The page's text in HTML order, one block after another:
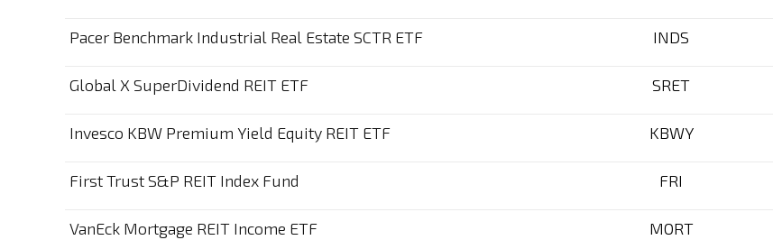
Pacer Benchmark Industrial Real Estate SCTR ETF INDS
Global X SuperDividend REIT ETF SRET
Invesco KBW Premium Yield Equity REIT ETF KBWY
First Trust S&P REIT Index Fund FRI
VanEck Mortgage REIT Income ETF MORT